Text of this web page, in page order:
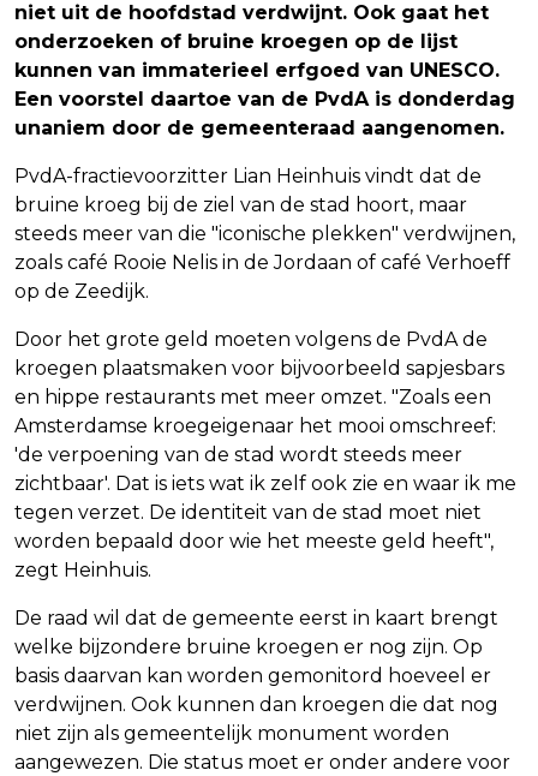
niet uit de hoofdstad verdwijnt. Ook gaat het
onderzoeken of bruine kroegen op de lijst
kunnen van immaterieel erfgoed van UNESCO.
Een voorstel daartoe van de PvdA is donderdag
unaniem door de gemeenteraad aangenomen.
PvdA-fractievoorzitter Lian Heinhuis vindt dat de
bruine kroeg bij de ziel van de stad hoort, maar
steeds meer van die "iconische plekken" verdwijnen,
zoals café Rooie Nelis in de Jordaan of café Verhoeff
op de Zeedijk.
Door het grote geld moeten volgens de PvdA de
kroegen plaatsmaken voor bijvoorbeeld sapjesbars
en hippe restaurants met meer omzet. "Zoals een
Amsterdamse kroegeigenaar het mooi omschreef:
'de verpoening van de stad wordt steeds meer
zichtbaar'. Dat is iets wat ik zelf ook zie en waar ik me
tegen verzet. De identiteit van de stad moet niet
worden bepaald door wie het meeste geld heeft",
zegt Heinhuis.
De raad wil dat de gemeente eerst in kaart brengt
welke bijzondere bruine kroegen er nog zijn. Op
basis daarvan kan worden gemonitord hoeveel er
verdwijnen. Ook kunnen dan kroegen die dat nog
niet zijn als gemeentelijk monument worden
aangewezen. Die status moet er onder andere voor